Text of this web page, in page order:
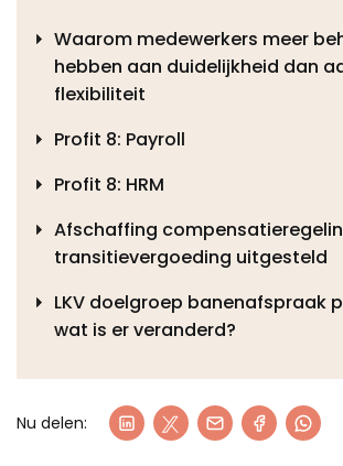
Waarom medewerkers meer
hebben aan duidelijkheid dan
flexibiliteit
Profit 8: Payroll
Profit 8: HRM
Afschaffing
transitievergoeding uitgesteld
LKV doelgroep banenafspraak
wat is er veranderd?
Nu delen: